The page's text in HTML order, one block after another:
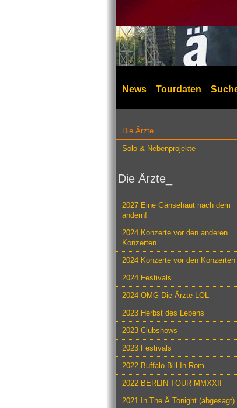
News Tourdaten
Die Ärzte
Solo & Nebenprojekte
Die Ärzte_
2027 Eine Gänsehaut nach dem
andern!
2024 Konzerte vor den anderen
Konzerten
2024 Konzerte vor den Konzerten
2024 Festivals
2024 OMG Die Ärzte LOL
2023 Herbst des Lebens
2023 Clubshows
2023 Festivals
2022 Buffalo Bill In Rom
2022 BERLIN TOUR MMXXII
2021 In The Ä Tonight (abgesagt)